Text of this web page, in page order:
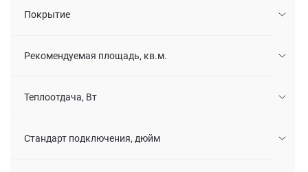
Покрытие
Рекомендуемая площадь, кв.м.
Теплоотдача, Вт
Стандарт подключения, дюйм